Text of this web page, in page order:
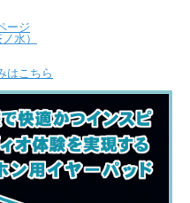
ージ
水）
はこちら